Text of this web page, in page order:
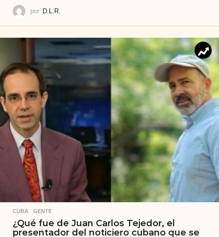
por D.L.R.
CUBA ,GENTE
¿Qué fue de Juan Carlos Tejedor, el
presentador del noticiero cubano que se